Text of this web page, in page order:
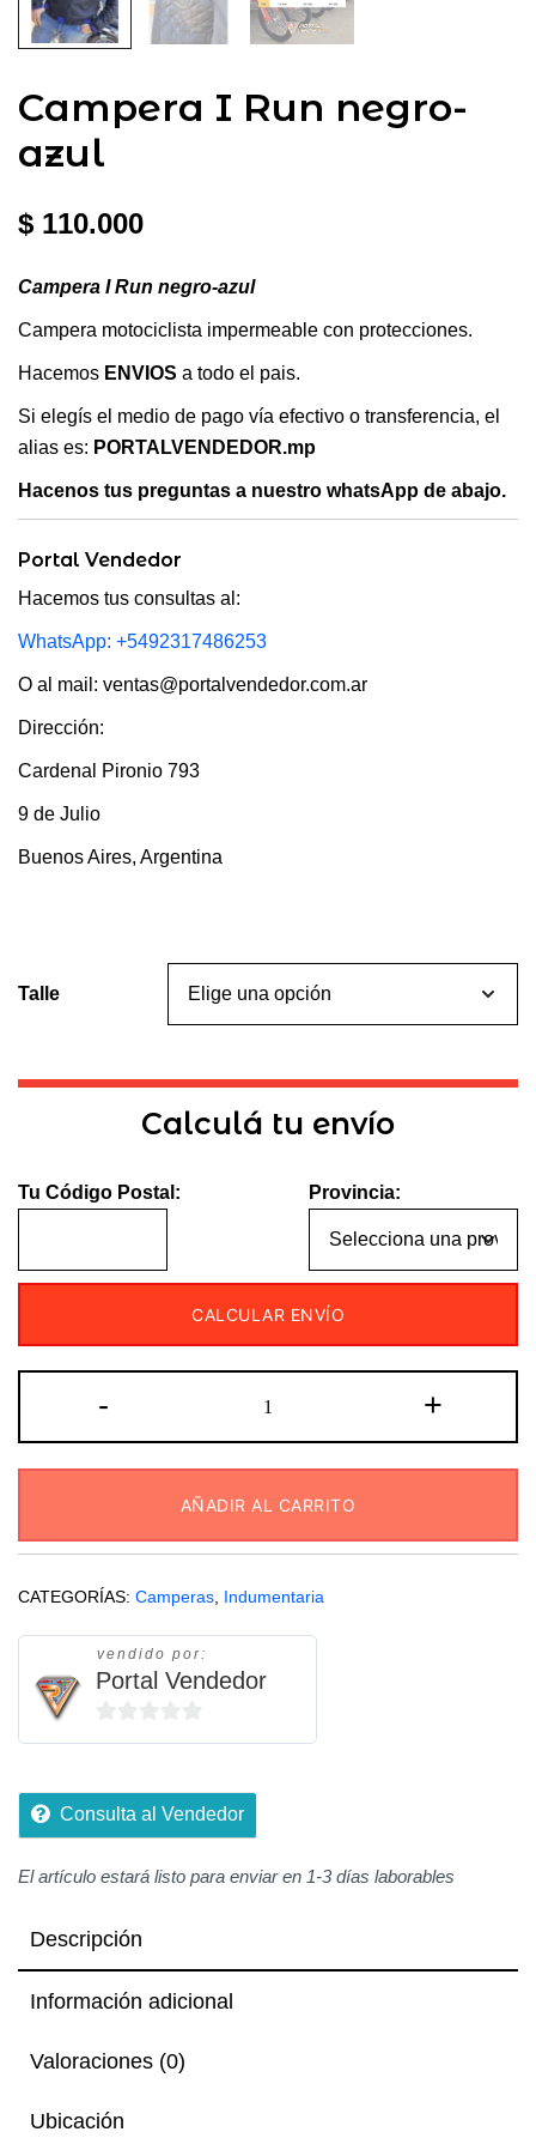
Campera I Run negro-
azul
$ 110.000
Campera I Run negro-azul
Campera motociclista impermeable con protecciones.
Hacemos ENVIOS a todo el pais.
Si elegís el medio de pago vía efectivo o transferencia, el
alias es: PORTALVENDEDOR.mp
Hacenos tus preguntas a nuestro whatsApp de abajo.
Portal Vendedor
Hacemos tus consultas al:
WhatsApp: +5492317486253
O al mail: ventas@portalvendedor.com.ar
Dirección:
Cardenal Pironio 793
9 de Julio
Buenos Aires, Argentina
Talle
Calculá tu envío
Tu Código Postal: Provincia:
CALCULAR ENVÍO
-
I
Run
azul
cantidad
+
AÑADIR AL CARRITO
CATEGORÍAS: Camperas Indumentaria
vendido por:
Portal Vendedor
0
5
Consulta al Vendedor
El artículo estará listo para enviar en 1-3 días laborables
Descripción
Información adicional
Valoraciones (0)
Ubicación